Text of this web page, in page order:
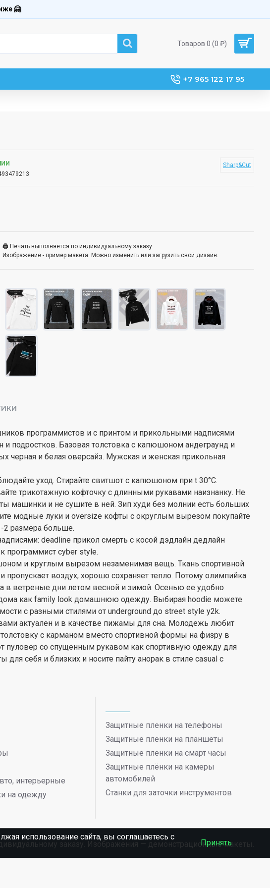
🤗
Товаров 0 (0 ₽)
+7 965 122 17 95
Sharp&Cut
🖨️ Печать выполняется по индивидуальному заказу.
Изображение - пример макета. Можно изменить или загрузить свой дизайн.
программистов и с принтом и прикольными надписями
подростков. Базовая толстовка с капюшоном андеграунд и
черная и белая оверсайз. Мужская и женская прикольная
уход. Стирайте свитшот с капюшоном при t 30°С.
трикотажную кофточку с длинными рукавами наизнанку. Не
машинки и не сушите в ней. Зип худи без молнии есть больших
модные луки и oversize кофты с округлым вырезом покупайте
2 размера больше.
deadline прикол смерть с косой дэдлайн дедлайн
программист cyber style.
и круглым вырезом незаменимая вещь. Ткань спортивной
пропускает воздух, хорошо сохраняет тепло. Потому олимпийка
в ветреные дни летом весной и зимой. Осенью ее удобно
дома как family look домашнюю одежду. Выбирая hoodie можете
с разными стилями от underground до street style y2k.
актуален и в качестве пижамы для сна. Молодежь любит
толстовку с карманом вместо спортивной формы на физру в
пуловер со спущенным рукавом как спортивную одежду для
для себя и близких и носите пайту анорак в стиле casual с
интерьерные
на одежду
Защитные пленки на телефоны
Защитные пленки на планшеты
Защитные пленки на смарт часы
Защитные плёнки на камеры
автомобилей
Станки для заточки инструментов
заказу. Изображения — демонстрационные макеты.
использование сайта, вы соглашаетесь c
Принять